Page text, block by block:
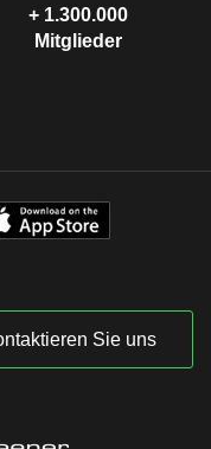
+ 1.300.000
Mitglieder
Sie uns